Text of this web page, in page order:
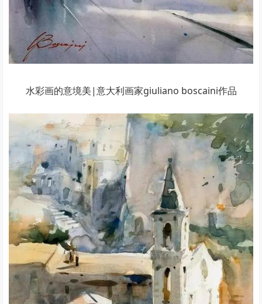
水彩画的意境美|意大利画家giuliano boscaini作品